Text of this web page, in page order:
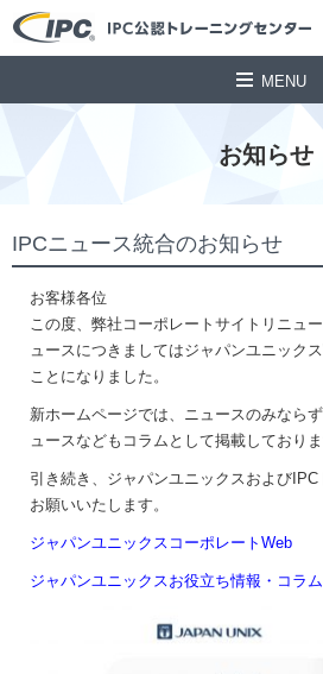
MENU
お知らせ
IPCニュース統合のお知らせ
お客様各位
この度、弊社コーポレートサイトリニュ
ュースにつきましてはジャパンユニック
ことになりました。
新ホームページでは、ニュースのみなら
ュースなどもコラムとして掲載しておりま
引き続き、ジャパンユニックスおよびIPC
お願いいたします。
ジャパンユニックスコーポレートWeb
ジャパンユニックスお役立ち情報・コラム